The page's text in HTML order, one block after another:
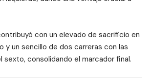
con un elevado de sacrificio en
y un sencillo de dos carreras con las
sexto, consolidando el marcador final.